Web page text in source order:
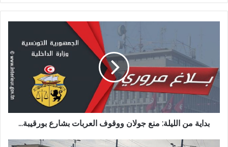
بداية من الليلة: منع جولان ووقوف العربات بشارع بورقيبة...